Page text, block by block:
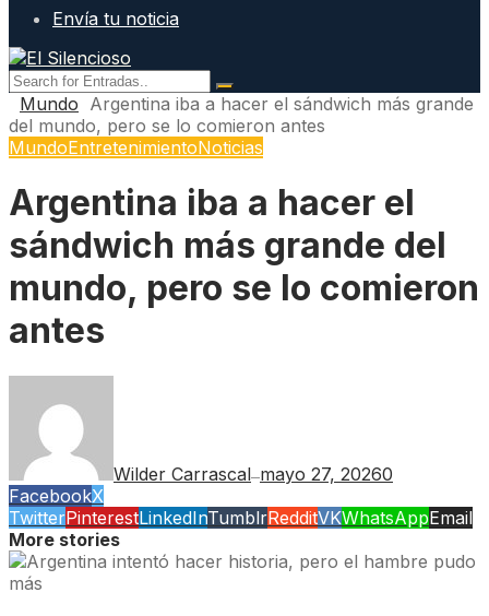
Envía tu noticia
Mundo Argentina iba a hacer el sándwich más grande
del mundo, pero se lo comieron antes
MundoEntretenimientoNoticias
Argentina iba a hacer el
sándwich más grande del
mundo, pero se lo comieron
antes
Wilder Carrascal—mayo 27, 20260
FacebookX
TwitterPinterestLinkedInTumblrRedditVKWhatsAppEmail
More stories